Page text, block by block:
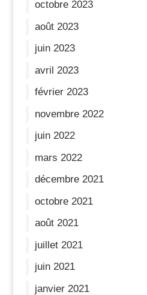
octobre 2023
août 2023
juin 2023
avril 2023
février 2023
novembre 2022
juin 2022
mars 2022
décembre 2021
octobre 2021
août 2021
juillet 2021
juin 2021
janvier 2021